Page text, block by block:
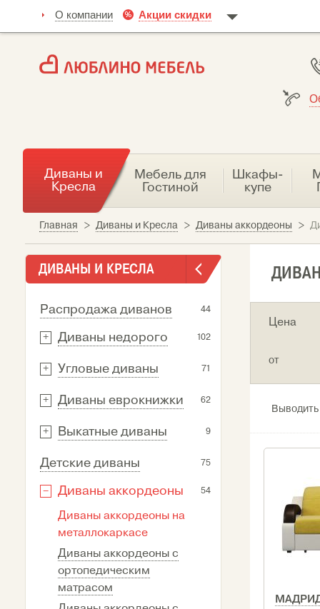
О компании Акции скидки
Диваны и
Кресла
Мебель для
Гостиной
Шкафы-
купе
Главная > Диваны и Кресла > Диваны аккордеоны >
ДИВАНЫ И КРЕСЛА
Распродажа диванов 44
Диваны недорого 102
Угловые диваны 71
Диваны еврокнижки 62
Выкатные диваны 9
Детские диваны 75
Диваны аккордеоны 54
Диваны аккордеоны на
металлокаркасе
Диваны аккордеоны с
ортопедическим
матрасом
Цена
от